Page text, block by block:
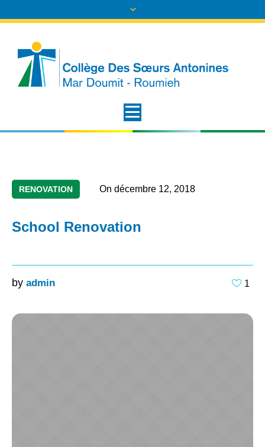
RENOVATION On décembre 12, 2018
School Renovation
by admin 1